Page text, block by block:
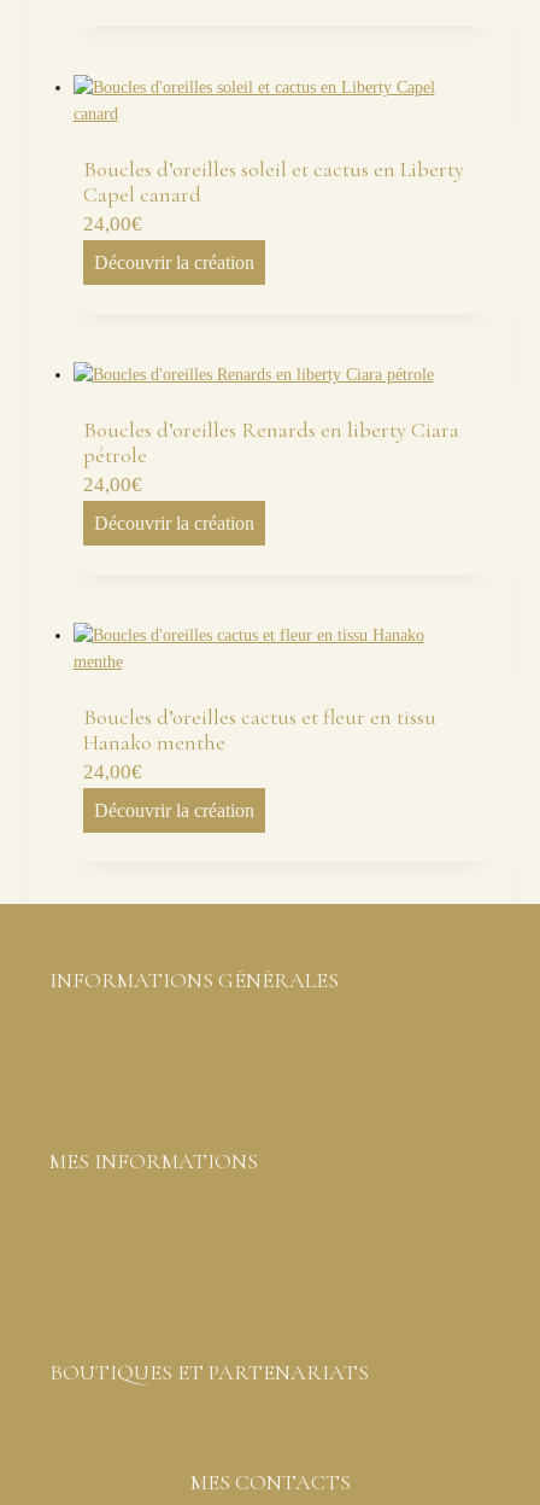
Boucles d’oreilles soleil et cactus en Liberty
Capel canard
24,00€
Découvrir la création
Boucles d’oreilles Renards en liberty Ciara
pétrole
24,00€
Découvrir la création
Boucles d’oreilles cactus et fleur en tissu
Hanako menthe
24,00€
Découvrir la création
INFORMATIONS GÉNÉRALES
MES INFORMATIONS
BOUTIQUES ET PARTENARIATS
MES CONTACTS